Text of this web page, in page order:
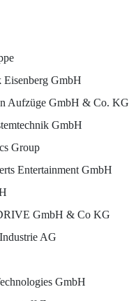
Eisenberg GmbH
Aufzüge GmbH & Co. KG
GmbH
Group
Entertainment GmbH
GmbH & Co KG
AG
GmbH